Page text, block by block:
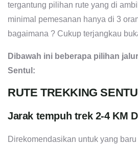
tergantung pilihan rute yang di
minimal pemesanan hanya di 3
bagaimana ? Cukup terjangkau
Dibawah ini beberapa pilihan
Sentul:
RUTE TREKKING
Jarak tempuh trek 2-4 KM
Direkomendasikan untuk yang